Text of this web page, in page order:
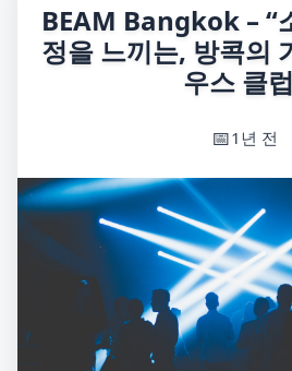
BEAM Bangkok – “
정을 느끼는, 방콕의
우스 클
1년 전